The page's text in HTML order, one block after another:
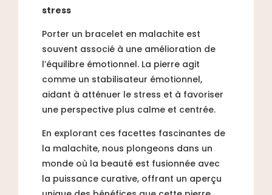
stress
Porter un bracelet en malachite est
souvent associé à une amélioration de
l’équilibre émotionnel. La pierre agit
comme un stabilisateur émotionnel,
aidant à atténuer le stress et à favoriser
une perspective plus calme et centrée.
En explorant ces facettes fascinantes de
la malachite, nous plongeons dans un
monde où la beauté est fusionnée avec
la puissance curative, offrant un aperçu